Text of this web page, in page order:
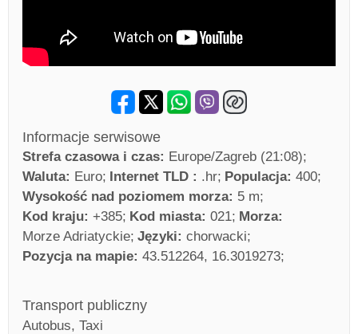
Informacje serwisowe
Strefa czasowa i czas: Europe/Zagreb (21:08)
Waluta: Euro Internet TLD : .hr Populacja: 400
Wysokość nad poziomem morza: 5 m
Kod kraju: +385 Kod miasta: 021 Morza:
Morze Adriatyckie Języki: chorwacki
Pozycja na mapie: 43.512264, 16.3019273
Transport publiczny
Autobus, Taxi